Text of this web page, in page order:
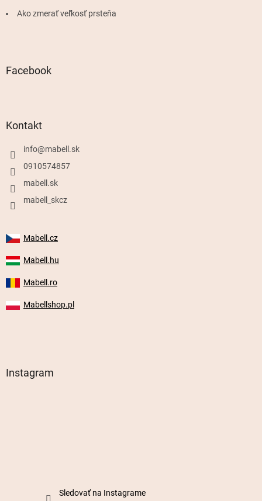
Ako zmerať veľkosť prsteňa
Facebook
Kontakt
info@mabell.sk
0910574857
mabell.sk
mabell_skcz
Mabell.cz
Mabell.hu
Mabell.ro
Mabellshop.pl
Instagram
Sledovať na Instagrame